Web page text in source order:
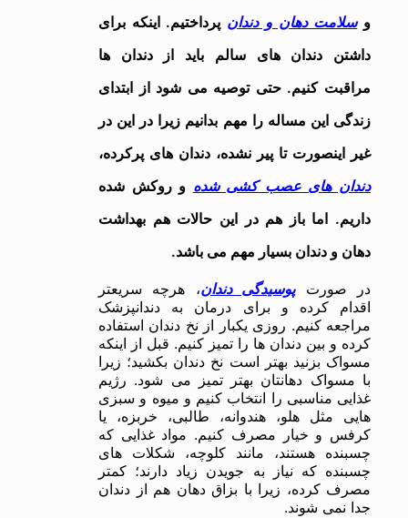
وسلامت دهان و دندان پرداختیم. اینکه برای
داشتن دندان های سالم باید از دندان ها
مراقبت کنیم. حتی توصیه می شود از ابتدای
زندگی این مساله را مهم بدانیم زیرا در این در
غیر اینصورت تا پیر نشده، دندان های پرکرده،
دندان های عصب کشی شده و روکش شده
داریم. اما باز هم در این حالات هم بهداشت
دهان و دندان بسیار مهم می باشد.
در صورتپوسیدگی دندان، هرچه سریعتر
اقدام کرده و برای درمان به دندانپزشک
مراجعه کنیم. روزی یکبار از نخ دندان استفاده
کرده و بین دندان ها را تمیز کنیم. قبل از اینکه
مسواک بزنید بهتر است نخ دندان بکشید؛ زیرا
با مسواک دهانتان بهتر تمیز می شود. رژیم
غذایی مناسبی را انتخاب کنیم و میوه و سبزی
هایی مثل هلو، هندوانه، طالبی، خربزه، یا
کرفس و خیار مصرف کنیم. مواد غذایی که
چسبنده هستند، مانند کلوچه، شکلات های
چسبنده که نیاز به جویدن زیاد دارند؛ کمتر
مصرف کرده، زیرا با بزاق دهان هم از دندان
جدا نمی شوند.